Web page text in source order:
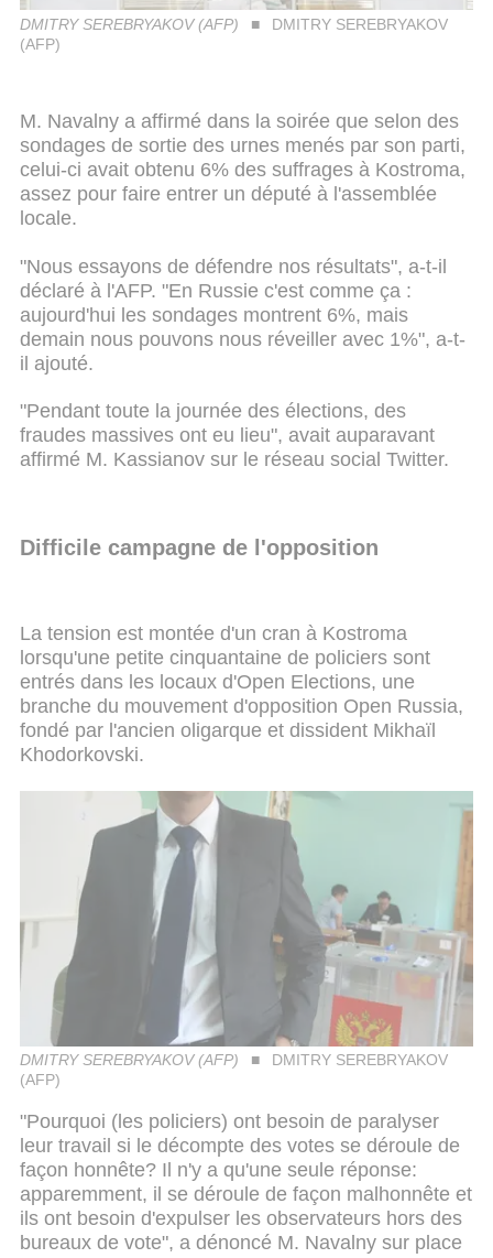
DMITRY SEREBRYAKOV (AFP)
DMITRY SEREBRYAKOV
(AFP)
M. Navalny a affirmé dans la soirée que selon des
sondages de sortie des urnes menés par son parti,
celui-ci avait obtenu 6% des suffrages à Kostroma,
assez pour faire entrer un député à l'assemblée
locale.
"Nous essayons de défendre nos résultats", a-t-il
déclaré à l'AFP. "En Russie c'est comme ça :
aujourd'hui les sondages montrent 6%, mais
demain nous pouvons nous réveiller avec 1%", a-t-
il ajouté.
"Pendant toute la journée des élections, des
fraudes massives ont eu lieu", avait auparavant
affirmé M. Kassianov sur le réseau social Twitter.
Difficile campagne de l'opposition
La tension est montée d'un cran à Kostroma
lorsqu'une petite cinquantaine de policiers sont
entrés dans les locaux d'Open Elections, une
branche du mouvement d'opposition Open Russia,
fondé par l'ancien oligarque et dissident Mikhaïl
Khodorkovski.
DMITRY SEREBRYAKOV (AFP)
DMITRY SEREBRYAKOV
(AFP)
"Pourquoi (les policiers) ont besoin de paralyser
leur travail si le décompte des votes se déroule de
façon honnête? Il n'y a qu'une seule réponse:
apparemment, il se déroule de façon malhonnête et
ils ont besoin d'expulser les observateurs hors des
bureaux de vote", a dénoncé M. Navalny sur place